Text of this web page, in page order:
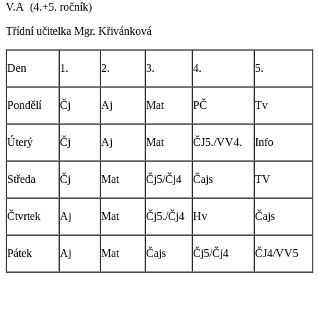
V.A (4.+5. ročník)
Třídní učitelka Mgr. Křivánková
Den 1. 2. 3. 4. 5.
Pondělí Čj Aj Mat PČ Tv
Úterý Čj Aj Mat ČJ5./VV4. Info
Středa Čj Mat Čj5/Čj4 Čajs TV
Čtvrtek Aj Mat Čj5./Čj4 Hv Čajs
Pátek Aj Mat Čajs Čj5/Čj4 ČJ4/VV5